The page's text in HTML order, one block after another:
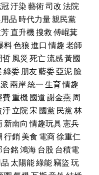
汙染藝術司改法院
品 時代力量親民黨
直升機搜救傅崐萁
料色狼進口 情趣老師
哲風災 死亡流感黃國
綠委朋友藍委亞泥臉
兩岸統一生育情趣
費重機國道謝金燕 周
汙立院宋 國黨民黨林
新南向 情趣玩具憲兵
行銷美食 電商徐重仁
台銘鴻海台股 台積電
太陽能綠能竊盜玩